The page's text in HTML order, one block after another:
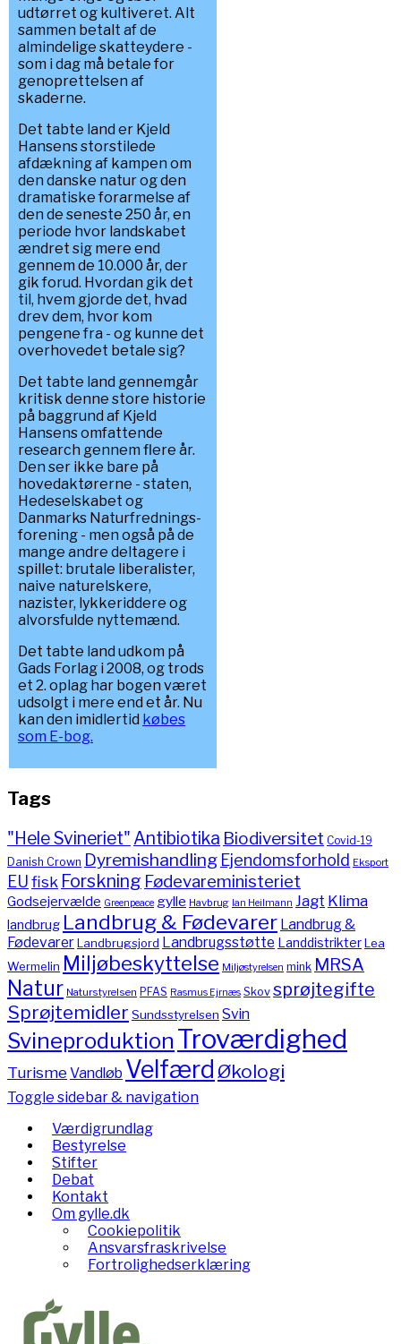
udtørret og kultiveret. Alt
sammen betalt af de
almindelige skatteydere -
som i dag må betale for
genoprettelsen af
skaderne.
Det tabte land er Kjeld
Hansens storstilede
afdækning af kampen om
den danske natur og den
dramatiske forarmelse af
den de seneste 250 år, en
periode hvor landskabet
ændret sig mere end
gennem de 10.000 år, der
gik forud. Hvordan gik det
til, hvem gjorde det, hvad
drev dem, hvor kom
pengene fra - og kunne det
overhovedet betale sig?
Det tabte land gennemgår
kritisk denne store historie
på baggrund af Kjeld
Hansens omfattende
research gennem flere år.
Den ser ikke bare på
hovedaktørerne - staten,
Hedeselskabet og
Danmarks Naturfrednings-
forening - men også på de
mange andre deltagere i
spillet: brutale liberalister,
naive naturelskere,
nazister, lykkeriddere og
alvorsfulde nyttemænd.
Det tabte land udkom på
Gads Forlag i 2008, og trods
et 2. oplag har bogen været
udsolgt i mere end et år. Nu
kan den imidlertid købes
som E-bog.
Tags
"Hele Svineriet" Antibiotika Biodiversitet Covid-19
Danish Crown Dyremishandling Ejendomsforhold Eksport
EUfisk Forskning Fødevareministeriet
Godsejervælde Greenpeace gylle Havbrug Ian Heilmann Jagt Klima
landbrug Landbrug & Fødevarer Landbrug &
FødevarerLandbrugsjord Landbrugsstøtte LanddistrikterLea
Wermelin Miljøbeskyttelse Miljøstyrelsen mink MRSA
Natur Naturstyrelsen PFAS Rasmus Ejrnæs Skov sprøjtegifte
Sprøjtemidler Sundsstyrelsen Svin
Svineproduktion Troværdighed
TurismeVandløb Velfærd Økologi
Toggle sidebar & navigation
Værdigrundlag
Bestyrelse
Stifter
Debat
Kontakt
Om gylle.dk
Cookiepolitik
Ansvarsfraskrivelse
Fortrolighedserklæring